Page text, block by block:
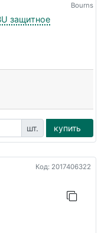
Bourns
защитное
шт. купить
Код: 2017406322